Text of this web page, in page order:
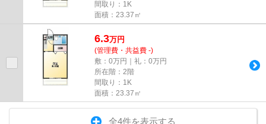
間取り：1K
面積：23.37㎡
6.3万円
(管理費・共益費 -)
敷：0万円｜礼：0万円
所在階：2階
間取り：1K
面積：23.37㎡
全4件を表示する